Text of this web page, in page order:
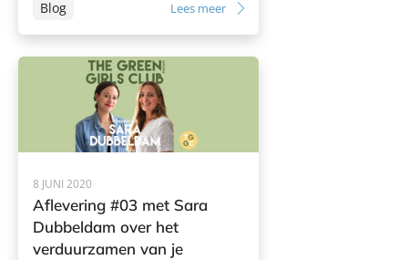
Blog Lees meer
8 JUNI 2020
Aflevering #03 met Sara
Dubbeldam over het
verduurzamen van je